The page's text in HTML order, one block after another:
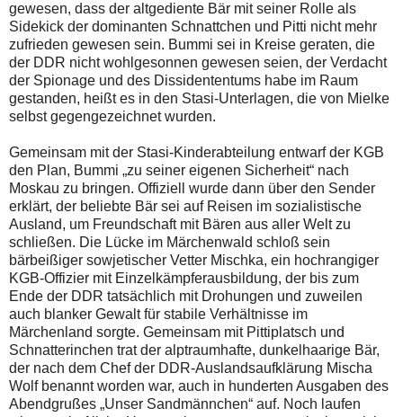
gewesen, dass der altgediente Bär mit seiner Rolle als
Sidekick der dominanten Schnattchen und Pitti nicht mehr
zufrieden gewesen sein. Bummi sei in Kreise geraten, die
der DDR nicht wohlgesonnen gewesen seien, der Verdacht
der Spionage und des Dissidententums habe im Raum
gestanden, heißt es in den Stasi-Unterlagen, die von Mielke
selbst gegengezeichnet wurden.
Gemeinsam mit der Stasi-Kinderabteilung entwarf der KGB
den Plan, Bummi „zu seiner eigenen Sicherheit“ nach
Moskau zu bringen. Offiziell wurde dann über den Sender
erklärt, der beliebte Bär sei auf Reisen im sozialistische
Ausland, um Freundschaft mit Bären aus aller Welt zu
schließen. Die Lücke im Märchenwald schloß sein
bärbeißiger sowjetischer Vetter Mischka, ein hochrangiger
KGB-Offizier mit Einzelkämpferausbildung, der bis zum
Ende der DDR tatsächlich mit Drohungen und zuweilen
auch blanker Gewalt für stabile Verhältnisse im
Märchenland sorgte. Gemeinsam mit Pittiplatsch und
Schnatterinchen trat der alptraumhafte, dunkelhaarige Bär,
der nach dem Chef der DDR-Auslandsaufklärung Mischa
Wolf benannt worden war, auch in hunderten Ausgaben des
Abendgrußes „Unser Sandmännchen“ auf. Noch laufen